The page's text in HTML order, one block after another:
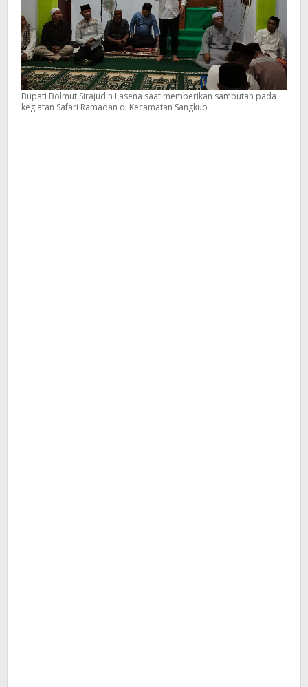
Bupati Bolmut Sirajudin Lasena saat memberikan sambutan pada
kegiatan Safari Ramadan di Kecamatan Sangkub